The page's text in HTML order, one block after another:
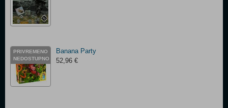
PRIVREMENO
NEDOSTUPNO
Banana Party
52,96 €